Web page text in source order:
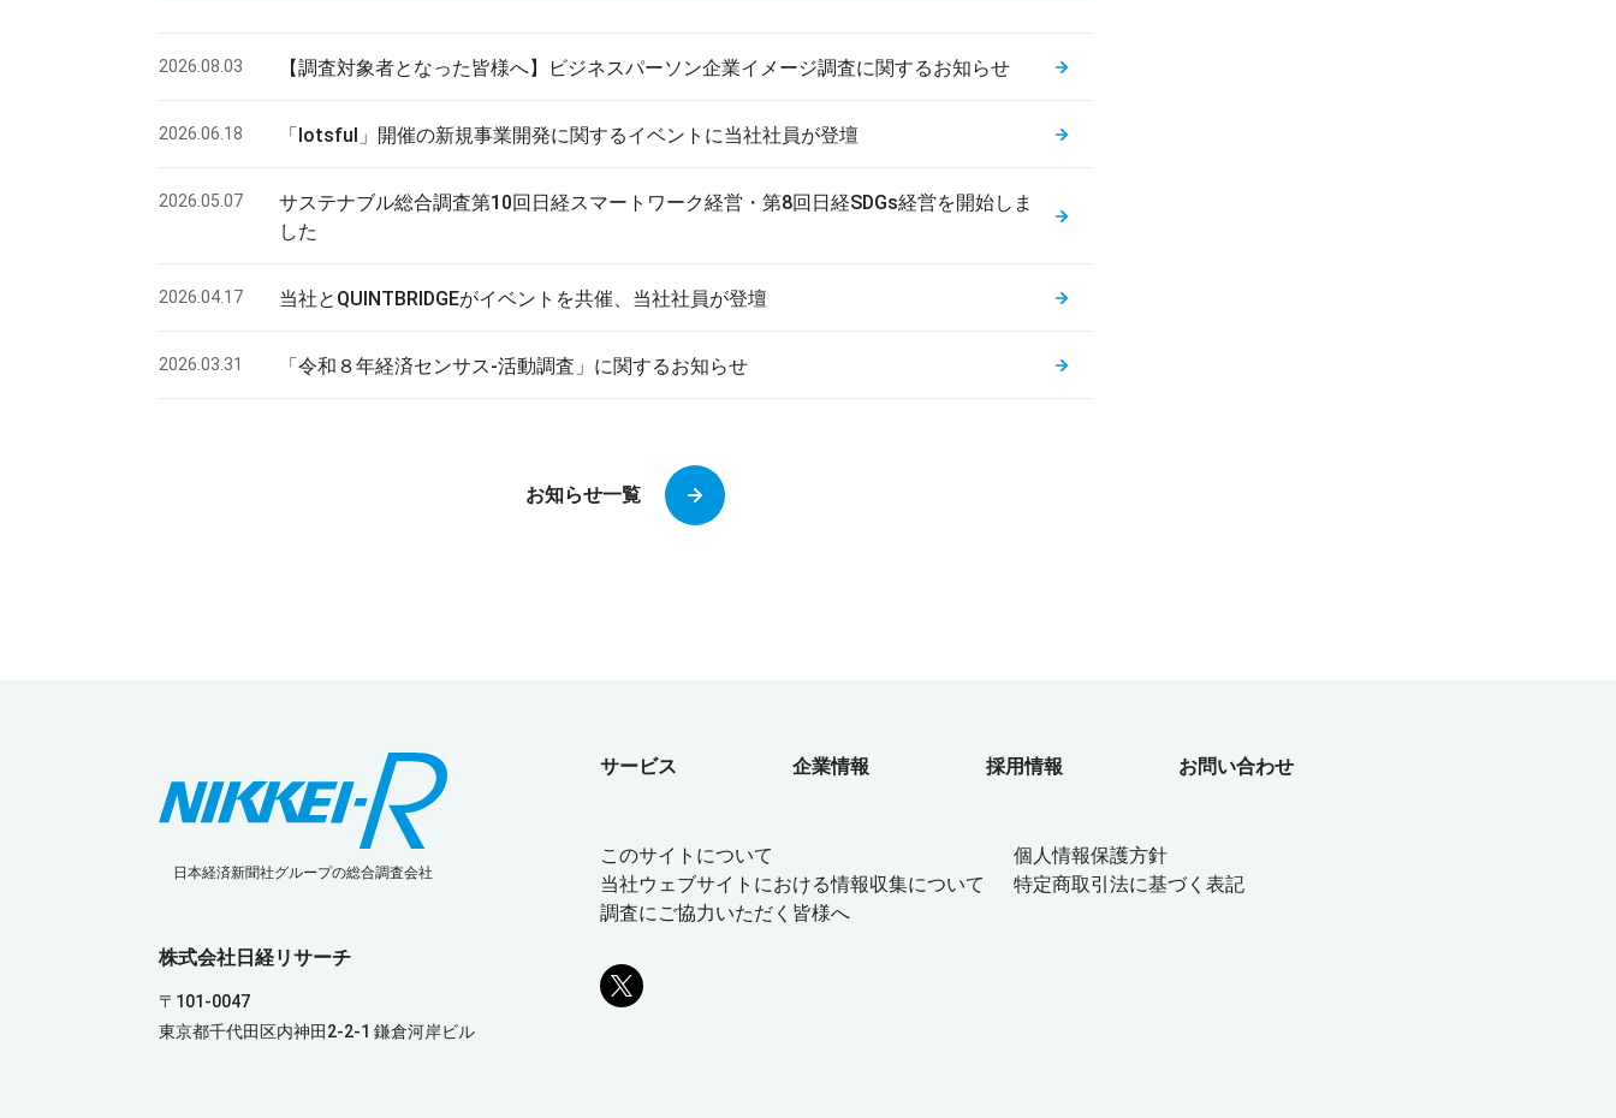
2026.08.03 【調査対象者となった皆様へ】ビジネスパーソン企業イメージ調査に関するお知らせ
2026.06.18 「lotsful」開催の新規事業開発に関するイベントに当社社員が登壇
2026.05.07
サステナブル総合調査第10回日経スマートワーク経営・第8回日経SDGs経営を開始しま
した
2026.04.17 当社とQUINTBRIDGEがイベントを共催、当社社員が登壇
2026.03.31 「令和８年経済センサス-活動調査」に関するお知らせ
お知らせ一覧
日本経済新聞社グループの総合調査会社
株式会社日経リサーチ
〒101-0047
東京都千代田区内神田2-2-1 鎌倉河岸ビル
サービス 企業情報 採用情報 お問い合わせ
このサイトについて
個人情報保護方針
当社ウェブサイトにおける情報収集について
特定商取引法に基づく表記
調査にご協力いただく皆様へ